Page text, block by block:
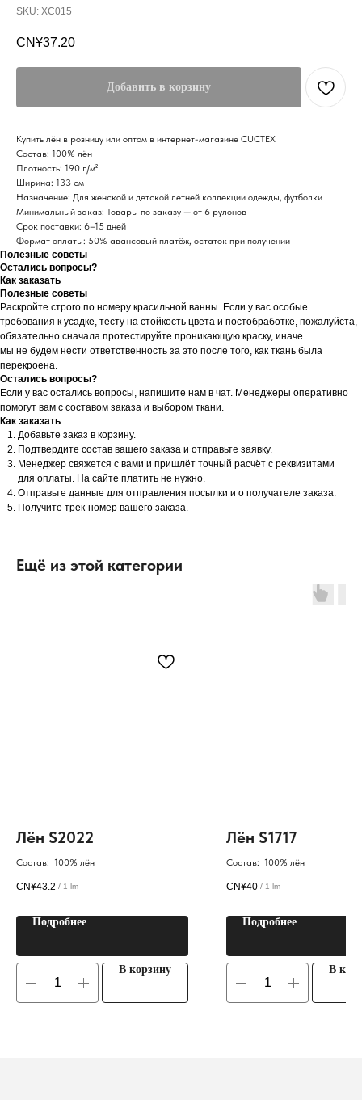
SKU: XC015
CN¥37.20
Добавить в корзину
Купить лён в розницу или оптом в интернет-магазине CUCTEX
Состав: 100% лён
Плотность: 190 г/м²
Ширина: 133 см
Назначение: Для женской и детской летней коллекции одежды, футболки
Минимальный заказ: Товары по заказу — от 6 рулонов
Срок поставки: 6–15 дней
Формат оплаты: 50% авансовый платёж, остаток при получении
Полезные советы
Остались вопросы?
Как заказать
Полезные советы
Раскройте строго по номеру красильной ванны. Если у вас особые
требования к усадке, тесту на стойкость цвета и постобработке, пожалуйста,
обязательно сначала протестируйте проникающую краску, иначе
мы не будем нести ответственность за это после того, как ткань была
перекроена.
Остались вопросы?
Если у вас остались вопросы, напишите нам в чат. Менеджеры оперативно
помогут вам с составом заказа и выбором ткани.
Как заказать
Добавьте заказ в корзину.
Подтвердите состав вашего заказа и отправьте заявку.
Менеджер свяжется с вами и пришлёт точный расчёт с реквизитами
для оплаты. На сайте платить не нужно.
Отправьте данные для отправления посылки и о получателе заказа.
Получите трек-номер вашего заказа.
Ещё из этой категории
Лён S2022
Состав: 100% лён
CN¥43.2 / 1 lm
Подробнее
В корзину
Лён S1717
Состав: 100% лён
CN¥40 / 1 lm
Подробнее
В